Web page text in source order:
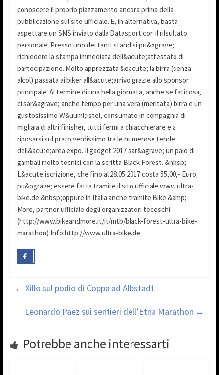
conoscere il proprio piazzamento ancora prima della
pubblicazione sul sito ufficiale. E, in alternativa, basta
aspettare un SMS inviato dalla Datasport con il rilsultato
personale. Presso uno dei tanti stand si pu&ograve;
richiedere la stampa immediata dell&acute;attestato di
partecipazione. Molto apprezzata &eacute; la birra (senza
alcol) passata ai biker all&acute;arrivo grazie allo sponsor
principale. Al termine di una bella giornata, anche se faticosa,
ci sar&agrave; anche tempo per una vera (meritata) birra e un
gustosissimo W&uuml;rstel, consumato in compagnia di
migliaia di altri finisher, tutti fermi a chiacchierare e a
riposarsi sul prato verdissimo tra le numerose tende
dell&acute;area expo. Il gadget 2017 sar&agrave; un paio di
gambali molto tecnici con la scritta Black Forest. &nbsp;
L&acute;iscrizione, che fino al 28.05.2017 costa 55,00,- Euro,
pu&ograve; essere fatta tramite il sito ufficiale www.ultra-
bike.de &nbsp;oppure in Italia anche tramite Bike &amp;
More, partner ufficiale degli organizzatori tedeschi
(http://www.bikeandmore.it/it/mtb/black-forest-ultra-bike-
marathon) Info:http://www.ultra-bike.de
← Xillo sul podio di Coppa ad Albstadt
Leonardo Paez sui sentieri dell’Etna Marathon →
Potrebbe anche interessarti